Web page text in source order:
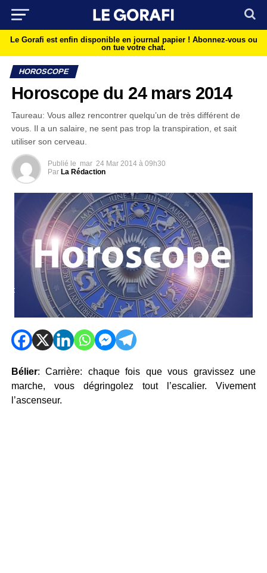
Le Gorafi est enfin disponible en journal papier ! Abonnez-vous ou
on tue votre chat.
HOROSCOPE
Horoscope du 24 mars 2014
Taureau: Vous allez rencontrer quelqu’un de très différent de
vous. Il a un salaire, ne sent pas trop la transpiration, et sait
utiliser son cerveau.
Publié le mar 24 Mar 2014 à 09h30
Par La Rédaction
Bélier: Carrière: chaque fois que vous gravissez une
marche, vous dégringolez tout l’escalier. Vivement
l’ascenseur.